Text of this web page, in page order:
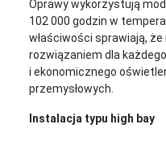
Oprawy wykorzystują
102 000 godzin w
właściwości sprawiają,
rozwiązaniem dla
i ekonomicznego
przemysłowych.
Instalacja typu high bay